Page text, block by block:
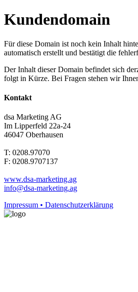
Kundendomain
Für diese Domain ist noch kein Inhalt
automatisch erstellt und bestätigt die
Der Inhalt dieser Domain befindet sich
folgt in Kürze. Bei Fragen stehen wir
Kontakt
dsa Marketing AG
Im Lipperfeld 22a-24
46047 Oberhausen
T: 0208.97070
F: 0208.9707137
www.dsa-marketing.ag
info@dsa-marketing.ag
Impressum • Datenschutzerklärung